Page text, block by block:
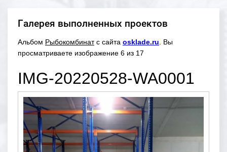
Галерея выполненных проектов
Альбом Рыбокомбинатс сайта osklade.ru. Вы
просматриваете изображение 6 из 17
IMG-20220528-WA0001